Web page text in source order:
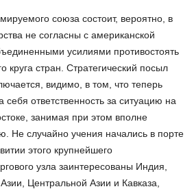
союза состоит, вероятно, в
не согласны с американской
усилиями противостоять
круга стран. Стратегический посыл
видимо, в том, что теперь
ответственность за ситуацию на
занимая при этом вполне
Не случайно учения начались в порте
этого крупнейшего
узла заинтересованы Индия,
Центральной Азии и Кавказа,